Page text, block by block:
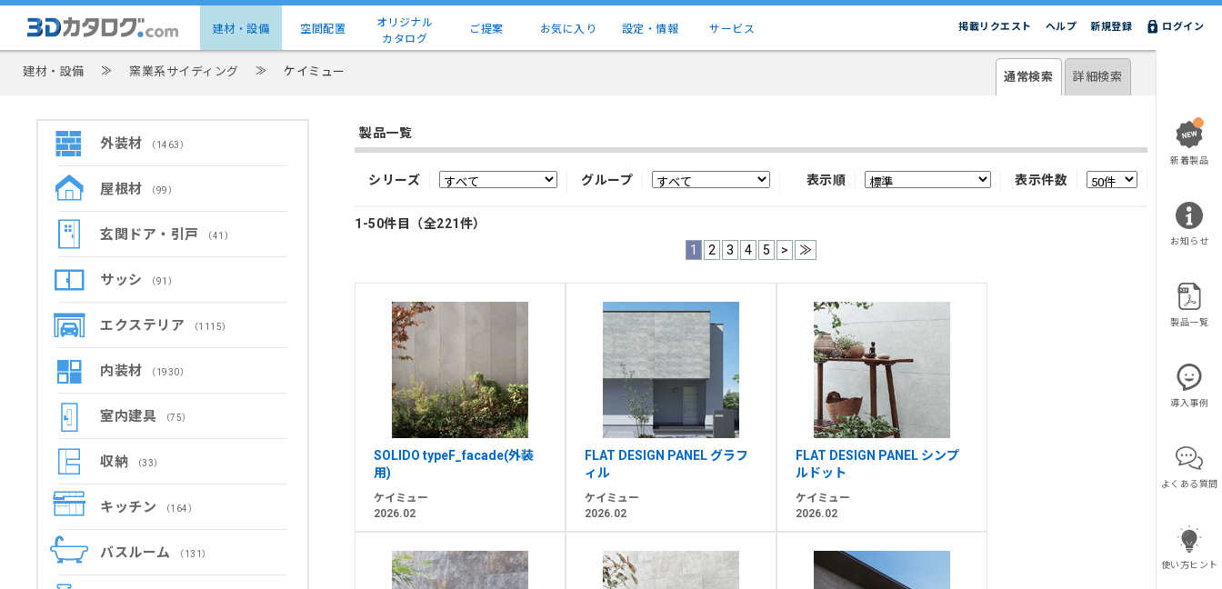
建材・設備 空間配置
オリジナル
カタログ
ご提案 お気に入り 設定・情報 サービス ログイン
新規登録
ヘルプ
掲載リクエスト
建材・設備 ≫ 窯業系サイディング ≫ ケイミュー 通常検索 詳細検索
外装材 （1463）
屋根材 （99）
玄関ドア・引戸 （41）
サッシ （91）
エクステリア （1115）
内装材 （1930）
室内建具 （75）
収納 （33）
キッチン （164）
バスルーム （131）
製品一覧
シリーズ グループ 表示順 表示件数
1-50件目（全221件）
1
2 3 4 5 > ≫
SOLIDO typeF_facade(外装
用)
ケイミュー
2026.02
FLAT DESIGN PANEL グラフ
ィル
ケイミュー
2026.02
FLAT DESIGN PANEL シンプ
ルドット
ケイミュー
2026.02
新着製品
お知らせ
製品一覧
導入事例
よくある質問
使い方ヒント